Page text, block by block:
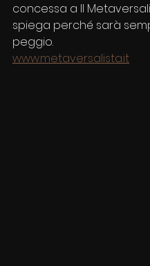
concessa a Il
spiega perché sarà
peggio.
www.metaversalista.it